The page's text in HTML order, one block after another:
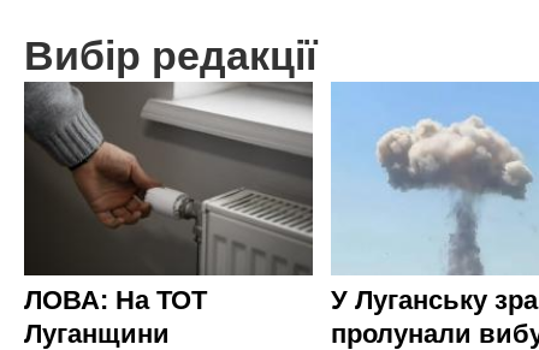
Вибір редакції
ЛОВА: На ТОТ
Луганщини
У Луганську
пролунали